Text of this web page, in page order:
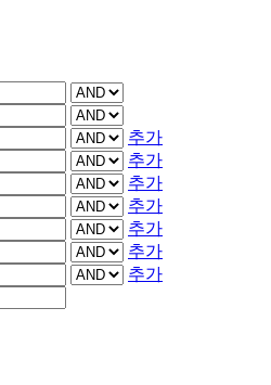
추가
추가
추가
추가
추가
추가
추가